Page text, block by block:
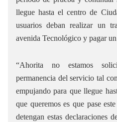
llegue hasta el centro de
usuarios deban realizar un
avenida Tecnológico y pagar
“Ahorita no estamos
permanencia del servicio tal
empujando para que llegue
que queremos es que pase
detengan estas declaraciones